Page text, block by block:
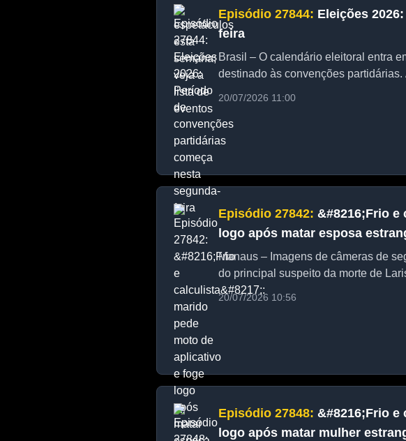
Episódio 27844: Eleições
feira
Brasil – O calendário eleitoral entra
destinado às convenções
20/07/2026 11:00
Episódio 27842: &#8216;Frio e
logo após matar esposa
Manaus – Imagens de câmeras de
do principal suspeito da morte de
20/07/2026 10:56
Episódio 27848: &#8216;Frio e
logo após matar mulher